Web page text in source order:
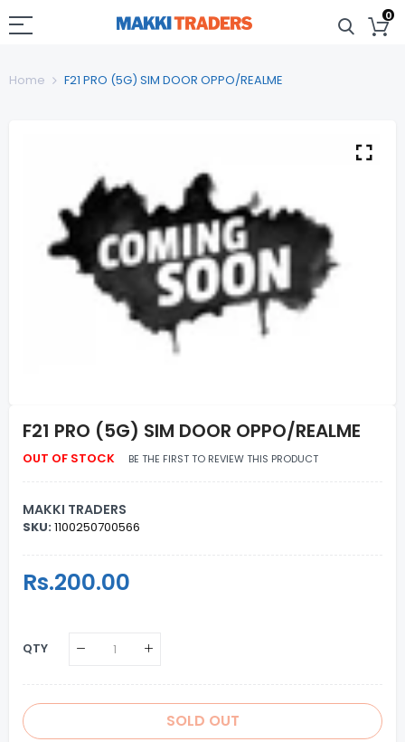
0
Home F21 PRO (5G) SIM DOOR OPPO/REALME
F21 PRO (5G) SIM DOOR OPPO/REALME
OUT OF STOCK BE THE FIRST TO REVIEW THIS PRODUCT
MAKKI TRADERS
SKU:1100250700566
Regular
Price
Rs.200.00
QTY
SOLD OUT